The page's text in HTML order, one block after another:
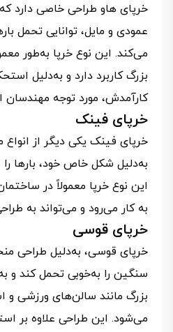
خرپای هاو طراحی خاصی دارد
عمودی و مایل، توانایی تحمل
می‌کند. این نوع خرپا به‌طور
بزرگ کاربرد دارد و به‌دلیل
کارآمدش، مورد توجه
خرپای فینک
خرپای فینک یکی دیگر از
به‌دلیل شکل خاص خود، بارها
این نوع خرپا معمولاً در
به کار می‌رود و می‌تواند به
خرپای قوسی
خرپای قوسی، به‌دلیل طراحی
سنگین را به‌خوبی تحمل کند
بزرگ مانند سالن‌های ورزشی و
می‌شود. این طراحی علاوه بر